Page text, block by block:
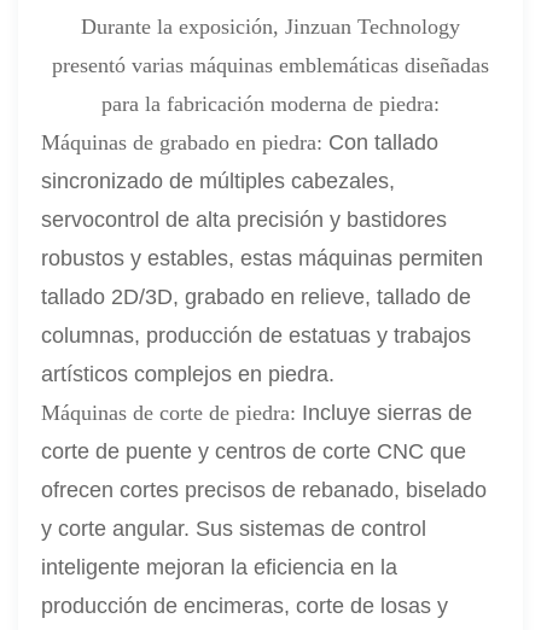
Durante la exposición, Jinzuan Technology
presentó varias máquinas emblemáticas diseñadas
para la fabricación moderna de piedra:
Máquinas de grabado en piedra: Con tallado
sincronizado de múltiples cabezales,
servocontrol de alta precisión y bastidores
robustos y estables, estas máquinas permiten
tallado 2D/3D, grabado en relieve, tallado de
columnas, producción de estatuas y trabajos
artísticos complejos en piedra.
Máquinas de corte de piedra: Incluye sierras de
corte de puente y centros de corte CNC que
ofrecen cortes precisos de rebanado, biselado
y corte angular. Sus sistemas de control
inteligente mejoran la eficiencia en la
producción de encimeras, corte de losas y